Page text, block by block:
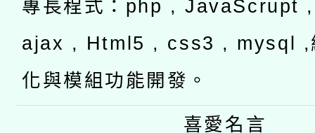
專長程式：php , JavaScrupt
ajax , Html5 , css3 , mysql ,
化與模組功能開發。
喜愛名言